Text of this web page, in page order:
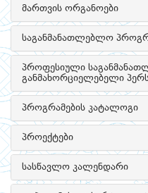
მართვის ორგანოები
საგანმანათლებლო
პროფესიული
განმახორციელებელი
პროგრამების კატალოგი
პროექტები
სასწავლო კალენდარი